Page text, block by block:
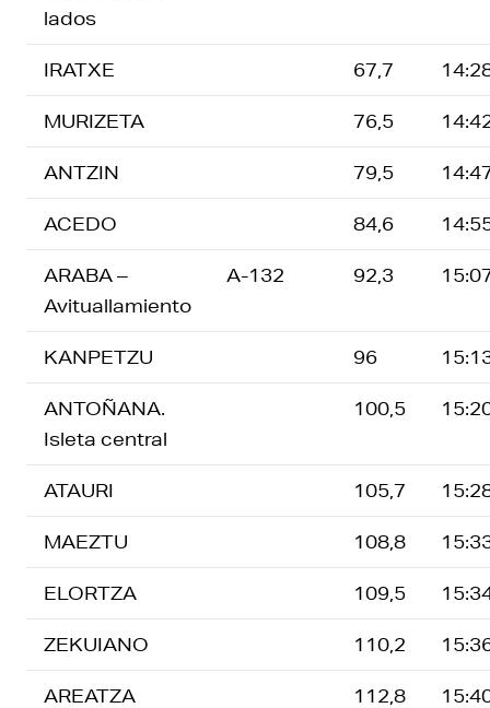
lados
IRATXE 67,7
MURIZETA 76,5
ANTZIN 79,5
ACEDO 84,6
ARABA –
Avituallamiento
A-132 92,3
KANPETZU 96
ANTOÑANA.
Isleta central
100,5
ATAURI 105,7
MAEZTU 108,8
ELORTZA 109,5
ZEKUIANO 110,2
AREATZA 112,8